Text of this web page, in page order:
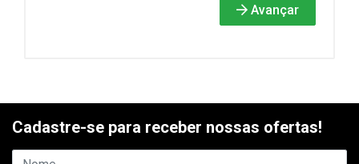
Avançar
Cadastre-se para receber nossas ofertas!